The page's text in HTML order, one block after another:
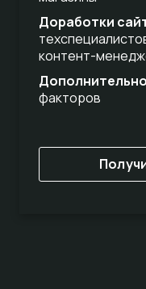
Доработки
контент-
факторов